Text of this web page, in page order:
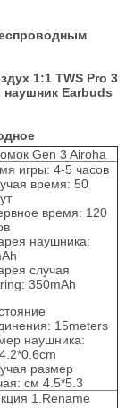
1:1 TWS Pro 3
Earbuds
Gen 3 Airoha
игры: 4-5 часов
время: 50
время: 120
наушника:
случая
350mAh
15meters
наушника:
размер
см 4.5*5.3
1.Rename